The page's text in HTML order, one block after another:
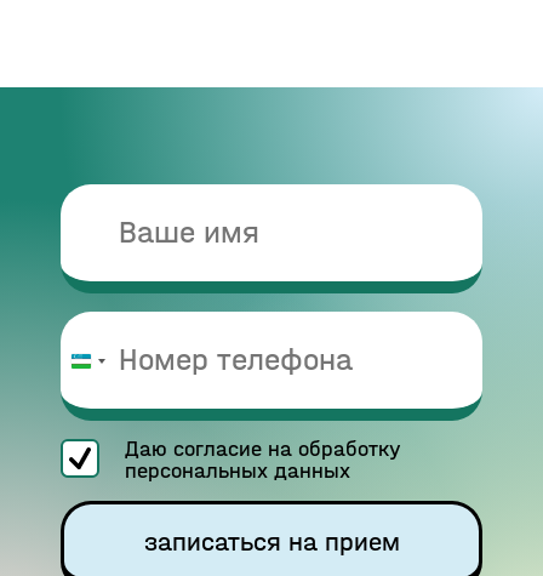
Узбекистан
Даю согласие на обработку
персональных данных
записаться на прием